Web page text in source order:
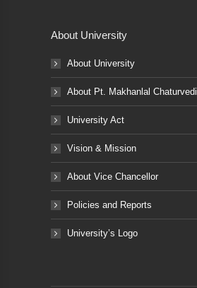
About University
About University
About Pt. Makhanlal Chaturvedi
University Act
Vision & Mission
About Vice Chancellor
Policies and Reports
University’s Logo